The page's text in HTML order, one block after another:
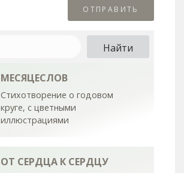
МЕСЯЦЕСЛОВ
Стихотворение о годовом
круге, с цветными
иллюстрациями
ОТ СЕРДЦА К СЕРДЦУ